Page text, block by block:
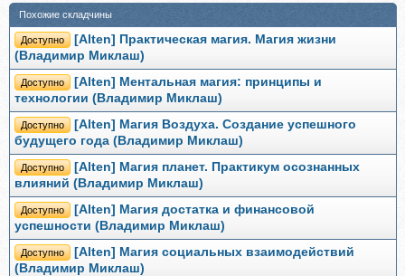
Похожие складчины
Доступно
[Alten] Практическая магия. Магия жизни
(Владимир Миклаш)
Доступно
[Alten] Ментальная магия: принципы и
технологии (Владимир Миклаш)
Доступно
[Alten] Магия Воздуха. Создание успешного
будущего года (Владимир Миклаш)
Доступно
[Alten] Магия планет. Практикум осознанных
влияний (Владимир Миклаш)
Доступно
[Alten] Магия достатка и финансовой
успешности (Владимир Миклаш)
Доступно
[Alten] Магия социальных взаимодействий
(Владимир Миклаш)